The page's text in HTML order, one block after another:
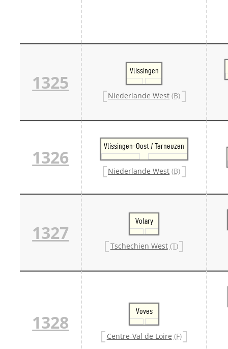
1325
Vlissingen
Niederlande West (B)
1326
Vlissingen-Oost / Terneuzen
Niederlande West (B)
1327
Volary
Tschechien West (T)
1328
Voves
Centre-Val de Loire (F)